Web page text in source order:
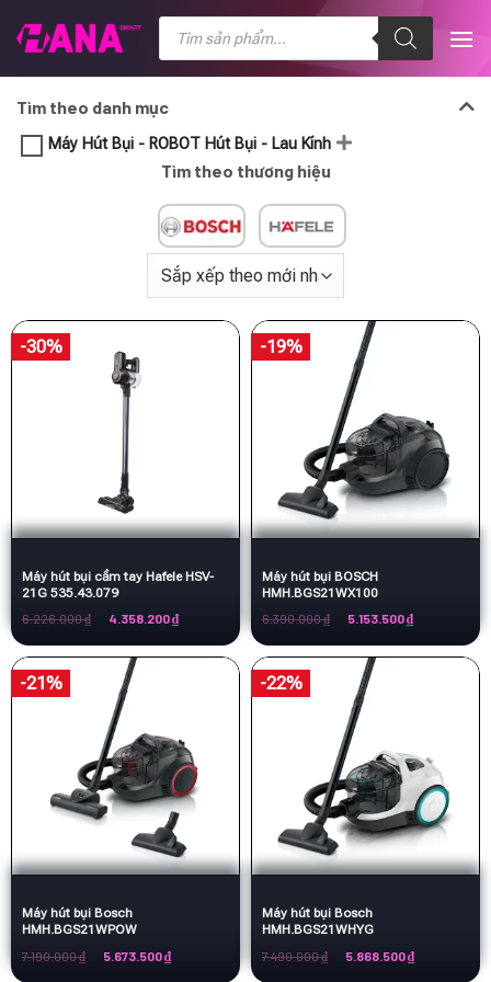
đến
Tìm
kiếm
phẩm
Tìm theo danh mục
Máy Hút Bụi - ROBOT Hút Bụi - Lau Kính
Tìm theo thương hiệu
-30%
Máy hút bụi cầm tay Hafele HSV-
21G 535.43.079
6.226.000₫
Giá
là:
6.226.000 ₫.
4.358.200₫Giá
hiện
tại
là:
4.358.200 ₫.
-19%
Máy hút bụi BOSCH
HMH.BGS21WX100
6.390.000₫
Giá
là:
6.390.000 ₫.
5.153.500₫Giá
hiện
tại
là:
5.153.500 ₫.
-21%
Máy hút bụi Bosch
HMH.BGS21WPOW
7.190.000₫
Giá5.673.500₫Giá
hiện
-22%
Máy hút bụi Bosch
HMH.BGS21WHYG
7.490.000₫
Giá5.868.500₫Giá
hiện